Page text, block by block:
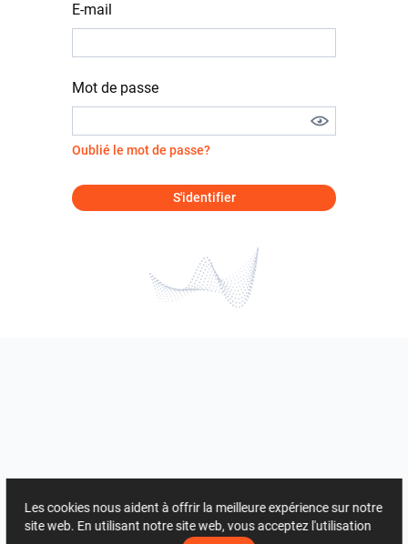
E-mail
Mot de passe
Oublié le mot de passe?
S'identifier
Les cookies nous aident à offrir la meilleure expérience sur notre
site web. En utilisant notre site web, vous acceptez l'utilisation